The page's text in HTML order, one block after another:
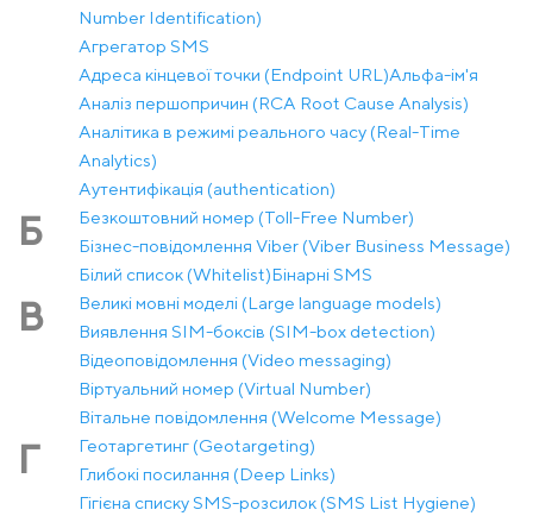
Number Identification)
Агрегатор SMS
Адреса кінцевої точки (Endpoint URL)Альфа-ім'я
Аналіз першопричин (RCA Root Cause Analysis)
Аналітика в режимі реального часу (Real-Time
Analytics)
Аутентифікація (authentication)
Б
Безкоштовний номер (Toll-Free Number)
Бізнес-повідомлення Viber (Viber Business Message)
Білий список (Whitelist)Бінарні SMS
В
Великі мовні моделі (Large language models)
Виявлення SIM-боксів (SIM-box detection)
Відеоповідомлення (Video messaging)
Віртуальний номер (Virtual Number)
Вітальне повідомлення (Welcome Message)
Г
Геотаргетинг (Geotargeting)
Глибокі посилання (Deep Links)
Гігієна списку SMS-розсилок (SMS List Hygiene)